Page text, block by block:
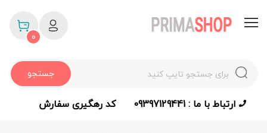
جستجو
0
ارتباط با ما : 09397129441 کد رهگیری سفارش